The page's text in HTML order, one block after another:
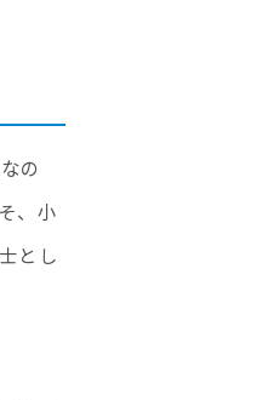
の
、小
とし